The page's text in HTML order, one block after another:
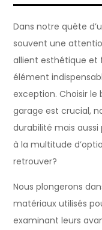
Dans notre quête
souvent une
allient esthétique et
élément
exception. Choisir
garage est crucial,
durabilité mais aussi
à la multitude
retrouver?
Nous plongerons
matériaux utilisés
examinant leurs